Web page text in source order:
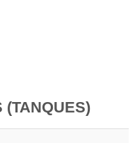
(TANQUES)